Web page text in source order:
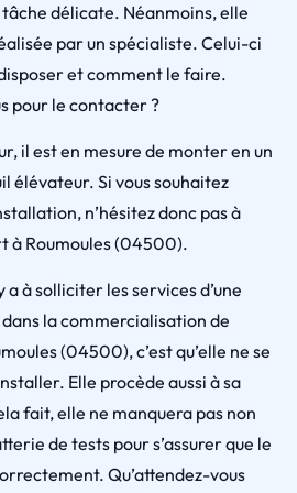
délicate. Néanmoins, elle
par un spécialiste. Celui-ci
et comment le faire.
pour le contacter ?
il est en mesure de monter en un
élévateur. Si vous souhaitez
n’hésitez donc pas à
à Roumoules (04500).
a à solliciter les services d’une
la commercialisation de
(04500), c’est qu’elle ne se
Elle procède aussi à sa
fait, elle ne manquera pas non
de tests pour s’assurer que le
Qu’attendez-vous